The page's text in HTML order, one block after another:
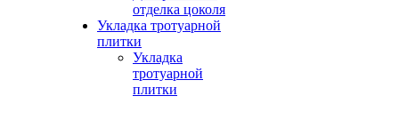
отделка цоколя
Укладка тротуарной
плитки
Укладка
тротуарной
плитки